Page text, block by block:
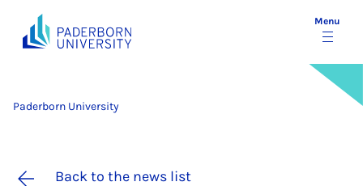
Menu
Paderborn University
Back to the news list